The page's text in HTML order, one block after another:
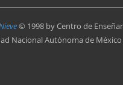
© 1998 byCentro de
Nacional Autónoma de México